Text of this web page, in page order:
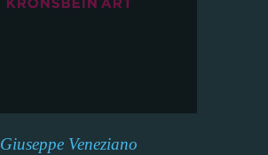
Giuseppe Veneziano